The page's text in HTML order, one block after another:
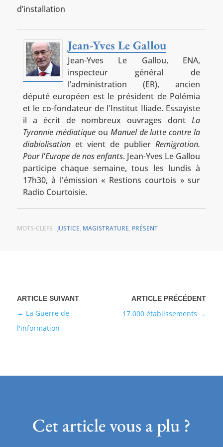
d’installation
Jean-Yves Le Gallou
Jean-Yves Le Gallou, ENA,
inspecteur général de
l’administration (ER), ancien
député européen est le président de Polémia
et le co-fondateur de l'Institut Iliade. Essayiste
il a écrit de nombreux ouvrages dontLa
Tyrannie médiatiqueou Manuel de lutte contre la
diabiolisationet vient de publierRemigration.
Pour l'Europe de nos enfants. Jean-Yves Le Gallou
participe chaque semaine, tous les lundis à
17h30, à l'émission « Restions courtois » sur
Radio Courtoisie.
MOTS-CLEFS : JUSTICE, MAGISTRATURE, PRÉSENT
17.000 établissements
La Guerre de
l'information
Cet article vous a plu ?